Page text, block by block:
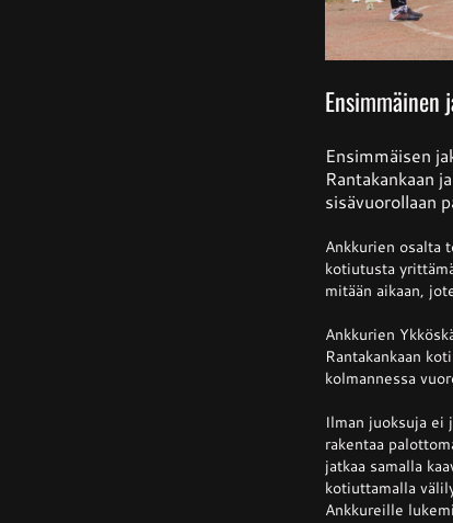
Ensimmäinen
Ensimmäisen
Rantakankaan
sisävuorollaan
Ankkurien osalta
kotiutusta
mitään aikaan,
Ankkurien
Rantakankaan
kolmannessa
Ilman juoksuja ei
rakentaa
jatkaa samalla
kotiuttamalla
Ankkureille